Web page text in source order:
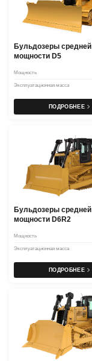
Бульдозеры средней
мощности D5
Мощность
Эксплуатационная масса
ПОДРОБНЕЕ
Бульдозеры средней
мощности D6R2
Мощность
Эксплуатационная масса
ПОДРОБНЕЕ